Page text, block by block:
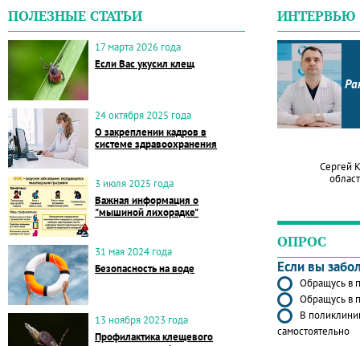
ПОЛЕЗНЫЕ СТАТЬИ
17 марта 2026 года
Если Вас укусил клещ
24 октября 2025 года
О закреплении кадров в
системе здравоохранения
3 июля 2025 года
Важная информация о
"мышиной лихорадке"
31 мая 2024 года
Безопасность на воде
13 ноября 2023 года
Профилактика клещевого
ИНТЕРВЬЮ
Сергей
ОПРОС
Если вы
Обращусь в
Обращусь в
В
самостоятельно